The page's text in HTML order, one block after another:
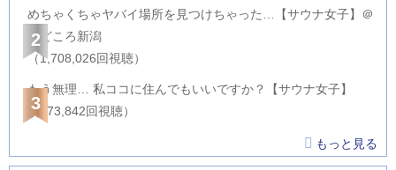
2
めちゃくちゃヤバイ場所を見つけちゃった…【サウナ女子】＠
サどころ新潟
（1,708,026回視聴）
3
もう無理… 私ココに住んでもいいですか？【サウナ女子】
（873,842回視聴）
もっと見る